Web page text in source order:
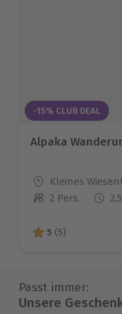
-15% CLUB DEAL
Alpaka
Standort
Kleines
Anzahl der
2 Pers.
5 von 5 Sternen
5 (5)
Passt immer:
Unsere